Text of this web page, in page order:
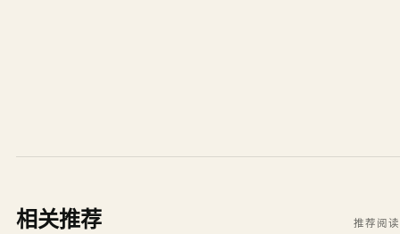
相关推荐 推荐阅读